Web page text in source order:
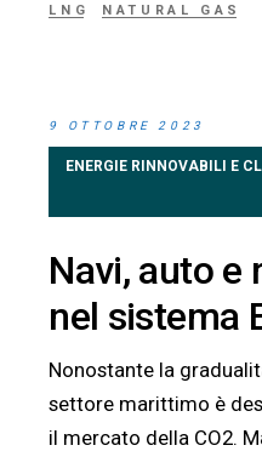
LNG NATURAL GAS
9 OTTOBRE 2023
ENERGIE RINNOVABILI E
Navi, auto e
nel sistema
Nonostante la
settore marittimo è
il mercato della CO2.